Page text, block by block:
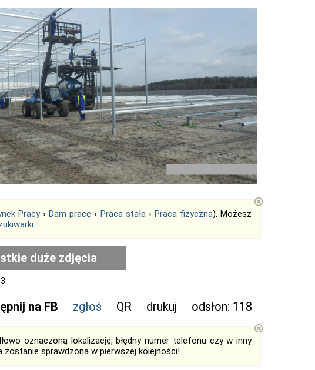
Pracy›Dam pracę › Praca stała› Praca fizyczna). Możesz
.
⊗
duże zdjęcia
na FB zgłoś QR drukuj odsłon: 118
oznaczoną lokalizację, błędny numer telefonu czy w inny
sprawdzona w pierwszej kolejności!
⊗